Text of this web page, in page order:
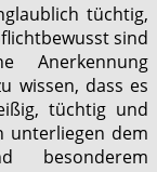
tüchtig,
sind
Anerkennung
wissen, dass es
tüchtig und
unterliegen dem
besonderem